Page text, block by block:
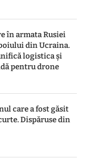
în armata Rusiei
din Ucraina.
logistica și
pentru drone
care a fost găsit
Dispăruse din